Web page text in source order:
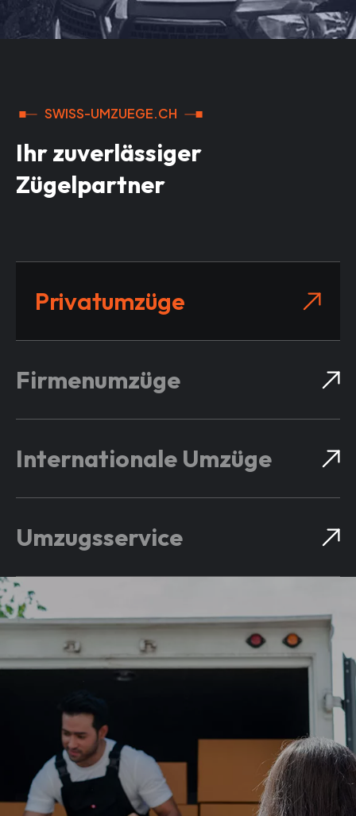
SWISS-UMZUEGE.CH
Ihr zuverlässiger
Zügelpartner
Privatumzüge
Firmenumzüge
Internationale Umzüge
Umzugsservice